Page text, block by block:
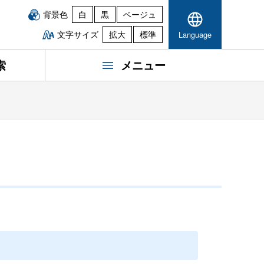
背景色 白 黒
ベージュ
文字サイズ
拡大 標準 Language
メニュー